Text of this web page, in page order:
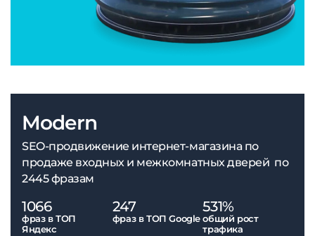
Modern
SEO-продвижение интернет-магазина по
продаже входных и межкомнатных дверей по
2445 фразам
1066
фраз в ТОП
Яндекс
247
фраз в ТОП Google
531%
общий рост
трафика